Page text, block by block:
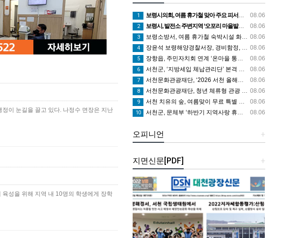
이 눈길을 끌고 있다. 나정수 면장은 지난
성을 위해 지역 내 10명의 학생에게 장학
08.06
1
보령시의회, 여름 휴가철 맞아 주요 피서지 근무자 격려
08.06
2
보령시, 발전소 주변지역 ‘오포리 마을발전소’ 햇빛연금 시범모델 선보인다!
08.06
3
보령소방서, 여름 휴가철 숙박시설 화재예방 지도 나서
08.06
4
장윤석 보령해양경찰서장, 경비함정, 구조대 긴급대응태세 지휘관 현장점검
08.06
5
장항읍, 주민자치회 연계 ‘온마을 통합돌봄’ 집중 홍보
08.06
6
서천군, ‘지방세입 체납관리단’ 본격 운영
08.06
7
서천문화관광재단, ‘2026 서천 올해의 작가전’ 개최
08.06
8
서천문화관광재단, 청년 체류형 관광 프로그램 ‘문득, 서천’ 운영
08.06
9
서천 치유의 숲, 여름맞이 무료 특별 프로그램 시범 운영
08.06
10 서천군, 문체부 ‘하반기 지역사랑 휴가지원’ 공모 선정
+
오피니언
+
지면신문[PDF]